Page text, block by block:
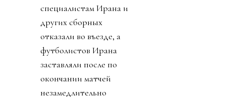
специалистам Ирана и
других сборных
отказали во въезде, а
футболистов Ирана
заставляли после по
окончании матчей
незамедлительно